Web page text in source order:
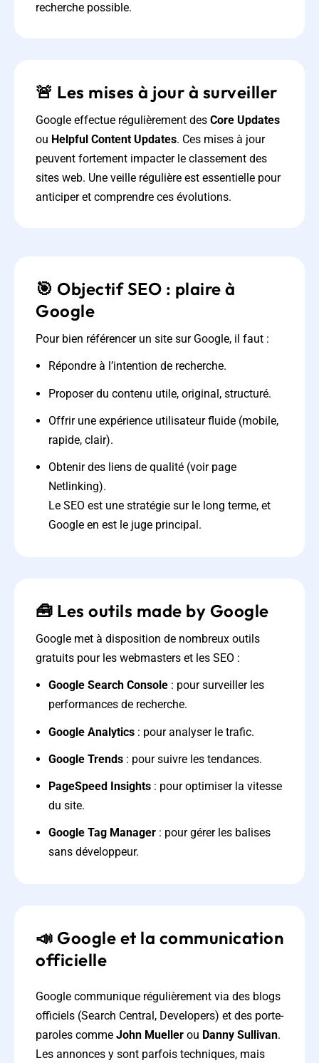
recherche possible.
🚨 Les mises à jour à surveiller
Google effectue régulièrement des Core Updates
ou Helpful Content Updates. Ces mises à jour
peuvent fortement impacter le classement des
sites web. Une veille régulière est essentielle pour
anticiper et comprendre ces évolutions.
🎯 Objectif SEO : plaire à
Google
Pour bien référencer un site sur Google, il faut :
Répondre à l’intention de recherche.
Proposer du contenu utile, original, structuré.
Offrir une expérience utilisateur fluide (mobile,
rapide, clair).
Obtenir des liens de qualité (voir page
Netlinking).
Le SEO est une stratégie sur le long terme, et
Google en est le juge principal.
🧰 Les outils made by Google
Google met à disposition de nombreux outils
gratuits pour les webmasters et les SEO :
Google Search Console : pour surveiller les
performances de recherche.
Google Analytics : pour analyser le trafic.
Google Trends : pour suivre les tendances.
PageSpeed Insights : pour optimiser la vitesse
du site.
Google Tag Manager : pour gérer les balises
sans développeur.
📣 Google et la communication
officielle
Google communique régulièrement via des blogs
officiels (Search Central, Developers) et des porte-
paroles comme John Mueller ou Danny Sullivan.
Les annonces y sont parfois techniques, mais